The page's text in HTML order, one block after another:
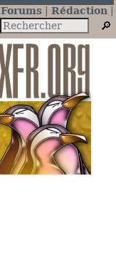
Forums
Rédaction